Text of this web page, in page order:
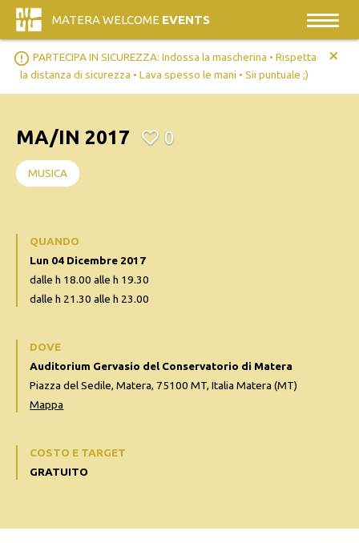
MATERA WELCOME EVENTS
error_outline PARTECIPA IN SICUREZZA: Indossa la mascherina • Rispetta
la distanza di sicurezza • Lava spesso le mani • Sii puntuale ;)
+
MA/IN 2017 0
MUSICA
QUANDO
Lun 04 Dicembre 2017
dalle h 18.00 alle h 19.30
dalle h 21.30 alle h 23.00
DOVE
Auditorium Gervasio del Conservatorio di Matera
Piazza del Sedile, Matera, 75100 MT, Italia Matera (MT)
Mappa
COSTO E TARGET
GRATUITO